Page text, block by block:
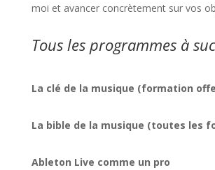
moi et avancer concrètement sur vos
Tous les programmes à
La clé de la musique (formation
La bible de la musique (toutes les
Ableton Live comme un pro